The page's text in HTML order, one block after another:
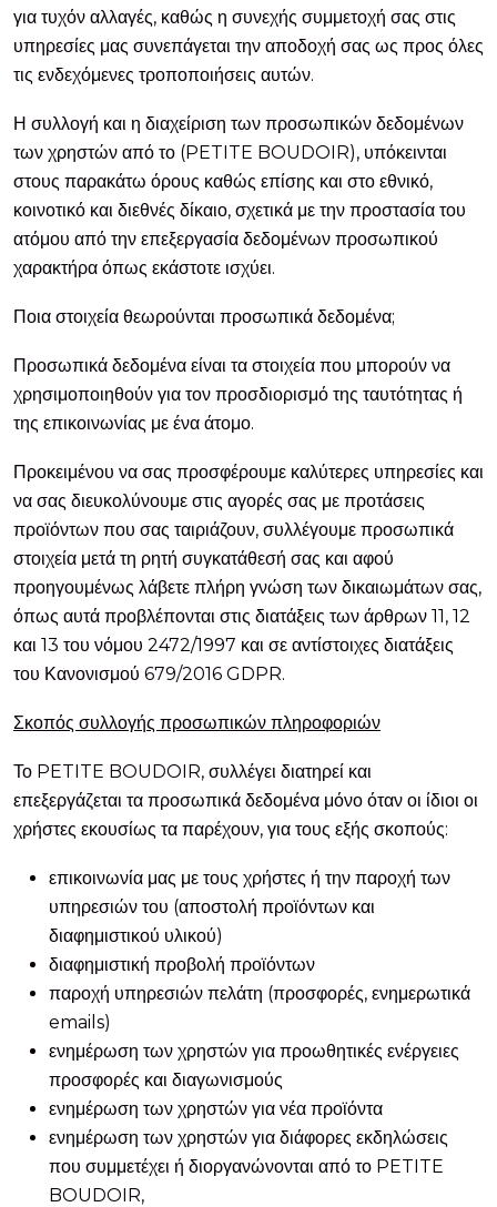
για τυχόν αλλαγές, καθώς η συνεχής συμμετοχή σας στις
υπηρεσίες μας συνεπάγεται την αποδοχή σας ως προς όλες
τις ενδεχόμενες τροποποιήσεις αυτών.
Η συλλογή και η διαχείριση των προσωπικών δεδομένων
των χρηστών από το (PETITE BOUDOIR), υπόκεινται
στους παρακάτω όρους καθώς επίσης και στο εθνικό,
κοινοτικό και διεθνές δίκαιο, σχετικά με την προστασία του
ατόμου από την επεξεργασία δεδομένων προσωπικού
χαρακτήρα όπως εκάστοτε ισχύει.
Ποια στοιχεία θεωρούνται προσωπικά δεδομένα;
Προσωπικά δεδομένα είναι τα στοιχεία που μπορούν να
χρησιμοποιηθούν για τον προσδιορισμό της ταυτότητας ή
της επικοινωνίας με ένα άτομο.
Προκειμένου να σας προσφέρουμε καλύτερες υπηρεσίες και
να σας διευκολύνουμε στις αγορές σας με προτάσεις
προϊόντων που σας ταιριάζουν, συλλέγουμε προσωπικά
στοιχεία μετά τη ρητή συγκατάθεσή σας και αφού
προηγουμένως λάβετε πλήρη γνώση των δικαιωμάτων σας,
όπως αυτά προβλέπονται στις διατάξεις των άρθρων 11, 12
και 13 του νόμου 2472/1997 και σε αντίστοιχες διατάξεις
του Κανονισμού 679/2016 GDPR.
Σκοπός συλλογής προσωπικών πληροφοριών
Το PETITE BOUDOIR, συλλέγει διατηρεί και
επεξεργάζεται τα προσωπικά δεδομένα μόνο όταν οι ίδιοι οι
χρήστες εκουσίως τα παρέχουν, για τους εξής σκοπούς:
επικοινωνία μας με τους χρήστες ή την παροχή των
υπηρεσιών του (αποστολή προϊόντων και
διαφημιστικού υλικού)
διαφημιστική προβολή προϊόντων
παροχή υπηρεσιών πελάτη (προσφορές, ενημερωτικά
emails)
ενημέρωση των χρηστών για προωθητικές ενέργειες
προσφορές και διαγωνισμούς
ενημέρωση των χρηστών για νέα προϊόντα
ενημέρωση των χρηστών για διάφορες εκδηλώσεις
που συμμετέχει ή διοργανώνονται από το PETITE
BOUDOIR,